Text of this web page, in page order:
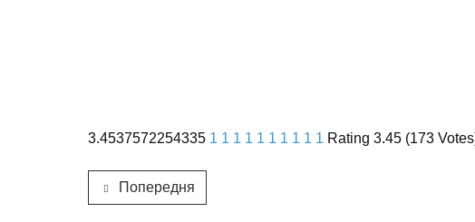
3.4537572254335 1 1 1 1 1 1 1 1 1 1 Rating 3.45 (173
Попередня